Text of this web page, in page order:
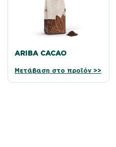
ARIBA CACAO
Μετάβαση στο προϊόν >>